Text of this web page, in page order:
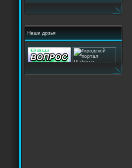
Наши дрзья